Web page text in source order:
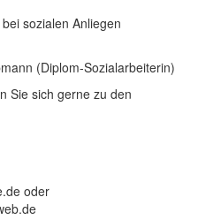
sozialen Anliegen
(Diplom-Sozialarbeiterin)
Sie sich gerne zu den
oder